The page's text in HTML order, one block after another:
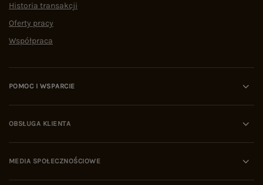
Historia transakcji
Oferty pracy
Współpraca
POMOC I WSPARCIE
OBSŁUGA KLIENTA
MEDIA SPOŁECZNOŚCIOWE